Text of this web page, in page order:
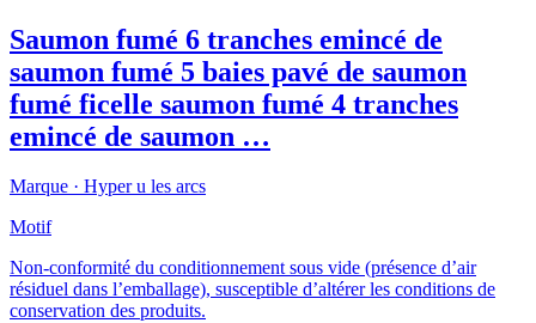
Saumon fumé 6 tranches emincé de
saumon fumé 5 baies pavé de saumon
fumé ficelle saumon fumé 4 tranches
emincé de saumon …
Marque · Hyper u les arcs
Motif
Non-conformité du conditionnement sous vide (présence d’air
résiduel dans l’emballage), susceptible d’altérer les conditions de
conservation des produits.